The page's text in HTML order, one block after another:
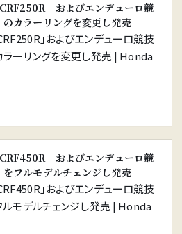
」およびエンデューロ競
カラーリングを変更し発売
」およびエンデューロ競技
ラーリングを変更し発売 | Honda
※画像はイメージです。
」およびエンデューロ競
フルモデルチェンジし発売
」およびエンデューロ競技
ルモデルチェンジし発売 | Honda